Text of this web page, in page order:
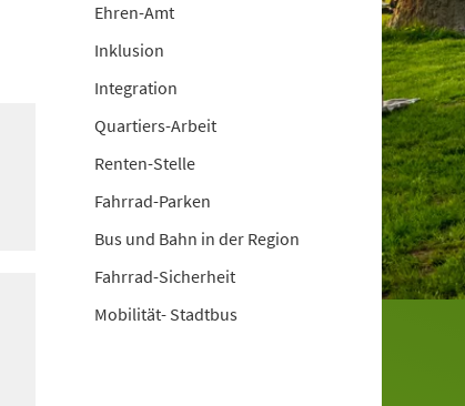
Ehren-Amt
Inklusion
Integration
Quartiers-Arbeit
Renten-Stelle
Fahrrad-Parken
Bus und Bahn in der Region
Fahrrad-Sicherheit
Mobilität- Stadtbus